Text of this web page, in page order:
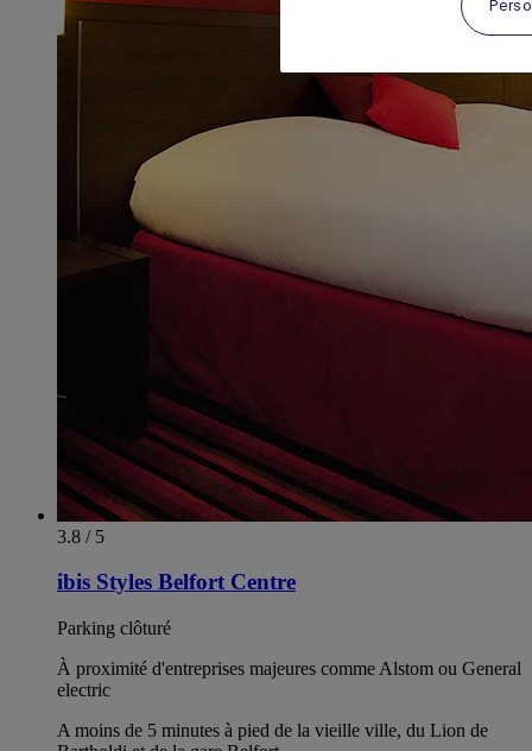
3.8 / 5
ibis Styles Belfort Centre
Parking clôturé
À proximité d'entreprises majeures comme Alstom ou General
electric
A moins de 5 minutes à pied de la vieille ville, du Lion de